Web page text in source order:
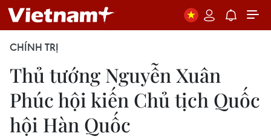
CHÍNH TRỊ
Thủ tướng Nguyễn Xuân
Phúc hội kiến Chủ tịch Quốc
hội Hàn Quốc